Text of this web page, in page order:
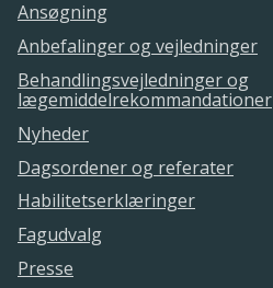
Ansøgning
Anbefalinger og vejledninger
Behandlingsvejledninger og
lægemiddelrekommandationer
Nyheder
Dagsordener og referater
Habilitetserklæringer
Fagudvalg
Presse